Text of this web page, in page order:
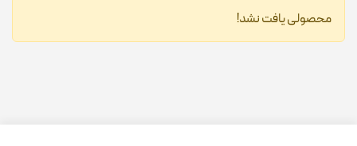
محصولی یافت نشد!